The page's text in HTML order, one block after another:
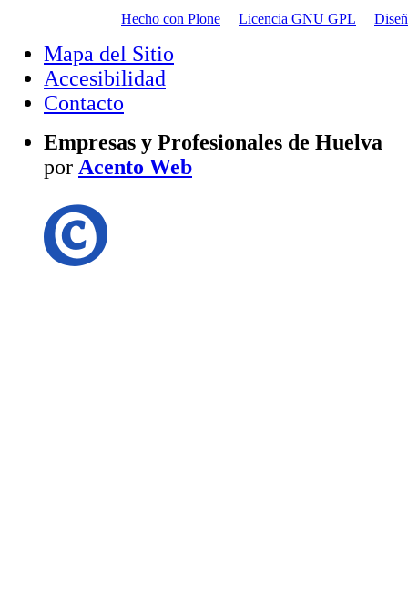
Hecho con Plone Licencia GNU GPL
Mapa del Sitio
Accesibilidad
Contacto
Empresas y Profesionales de Huelva
por Acento Web